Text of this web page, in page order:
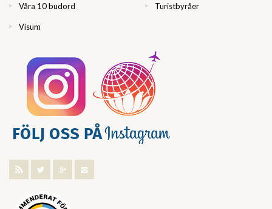
Våra 10 budord Turistbyråer
Visum